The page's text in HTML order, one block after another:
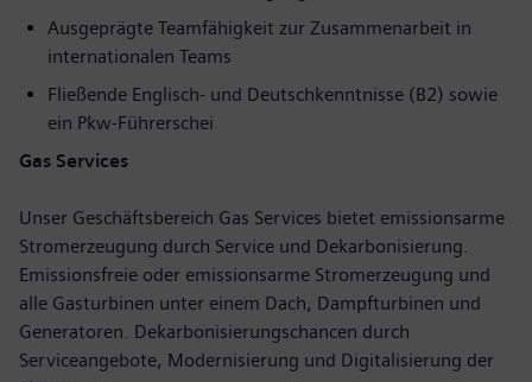
Ausgeprägte Teamfähigkeit zur Zusammenarbeit in
internationalen Teams
Fließende Englisch- und Deutschkenntnisse (B2) sowie
ein Pkw-Führerschei
Gas Services
Unser Geschäftsbereich Gas Services bietet emissionsarme
Stromerzeugung durch Service und Dekarbonisierung.
Emissionsfreie oder emissionsarme Stromerzeugung und
alle Gasturbinen unter einem Dach, Dampfturbinen und
Generatoren. Dekarbonisierungschancen durch
Serviceangebote, Modernisierung und Digitalisierung der